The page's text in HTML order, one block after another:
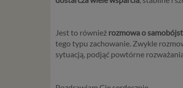
Jest to również rozmowa o
tego typu zachowanie. Zwykle
sytuacją, podjąć powtórne